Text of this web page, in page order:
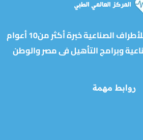
المركز العالمي الطبي للأطراف الصناعية خبرة أكثر من10 أعوام
وبرامج التأهيل فى مصر والوطن
روابط مهمة